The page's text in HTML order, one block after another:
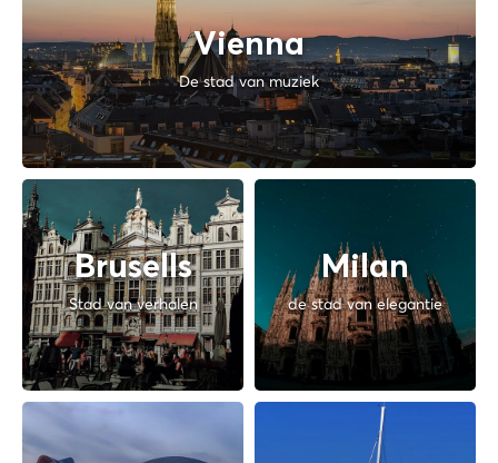
Vienna
De stad van muziek
Brusells
Stad van verhalen
Milan
de stad van elegantie